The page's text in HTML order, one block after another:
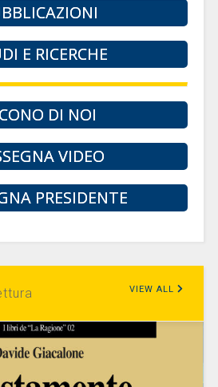
E RICERCHE
DI NOI
VIDEO
PRESIDENTE
VIEW ALL